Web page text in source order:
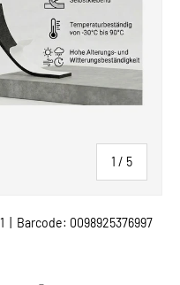
1 / von
5
Barcode: 0098925376997